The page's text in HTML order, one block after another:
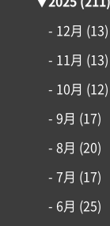
アイフルホ
リフォーム
土地情報
- 12月 (13)
- 11月 (13)
- 10月 (12)
- 9月 (17)
- 8月 (20)
- 7月 (17)
- 6月 (25)